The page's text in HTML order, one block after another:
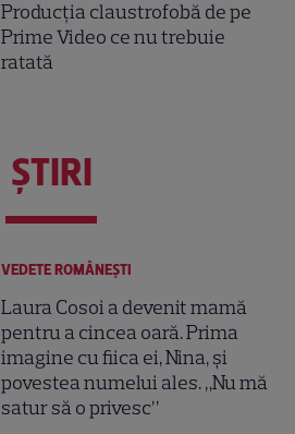
Producția claustrofobă de pe
Prime Video ce nu trebuie
ratată
ŞTIRI
VEDETE ROMÂNEŞTI
Laura Cosoi a devenit mamă
pentru a cincea oară. Prima
imagine cu fiica ei, Nina, și
povestea numelui ales. „Nu mă
satur să o privesc”